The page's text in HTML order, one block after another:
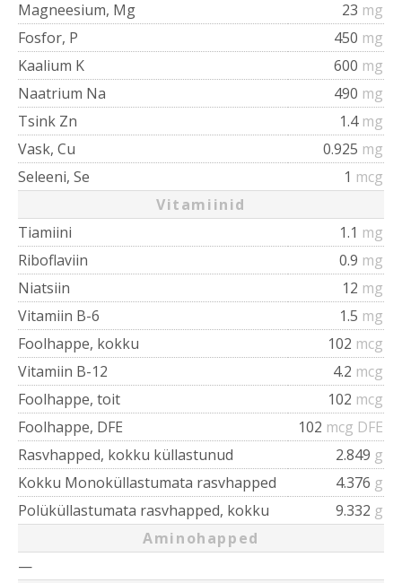
Magneesium, Mg
23 mg
Fosfor, P
450 mg
Kaalium K
600 mg
Naatrium Na
490 mg
Tsink Zn
1.4 mg
Vask, Cu
0.925 mg
Seleeni, Se
1 mcg
Vitamiinid
Tiamiini
1.1 mg
Riboflaviin
0.9 mg
Niatsiin
12 mg
Vitamiin B-6
1.5 mg
Foolhappe, kokku
102 mcg
Vitamiin B-12
4.2 mcg
Foolhappe, toit
102 mcg
Foolhappe, DFE
102 mcg DFE
Rasvhapped, kokku küllastunud
2.849 g
Kokku Monoküllastumata rasvhapped
4.376 g
Polüküllastumata rasvhapped, kokku
9.332 g
Aminohapped
—